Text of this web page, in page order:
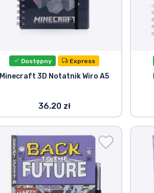
Dostępny Express
Minecraft 3D Notatnik Wiro A5
36.20 zł